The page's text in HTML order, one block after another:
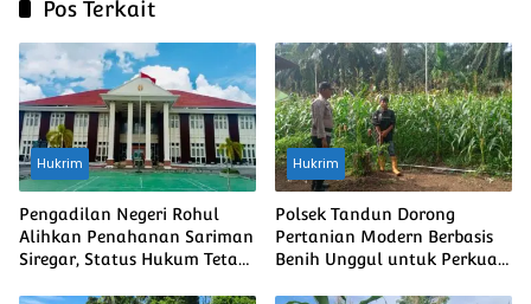
Pos Terkait
Hukrim
Pengadilan Negeri Rohul
Alihkan Penahanan Sariman
Siregar, Status Hukum Tetap
Hukrim
Polsek Tandun Dorong
Pertanian Modern Berbasis
Benih Unggul untuk Perkuat